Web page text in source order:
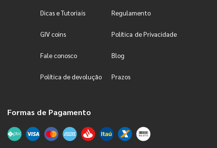
Dicas e Tutoriais Regulamento
GIV coins Política de Privacidade
Fale conosco Blog
Política de devolução Prazos
Formas de Pagamento